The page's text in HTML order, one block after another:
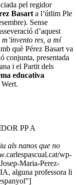
pel regidor
Basart a l’útlim Ple
Sense
d’aquest
res, a mí
què Pérez Basart va
conjunta, presentada
i el Partit dels
educativa
PP A
als nanos que no
wp-
Maria-Perez-
alguna professora li